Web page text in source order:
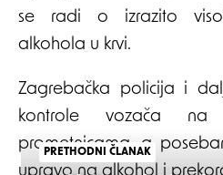
se radi o izrazito
alkohola u krvi.
Zagrebačka policija i
kontrole vozača na
prometnicama, a
upravo na alkohol i
PRETHODNI ČLANAK